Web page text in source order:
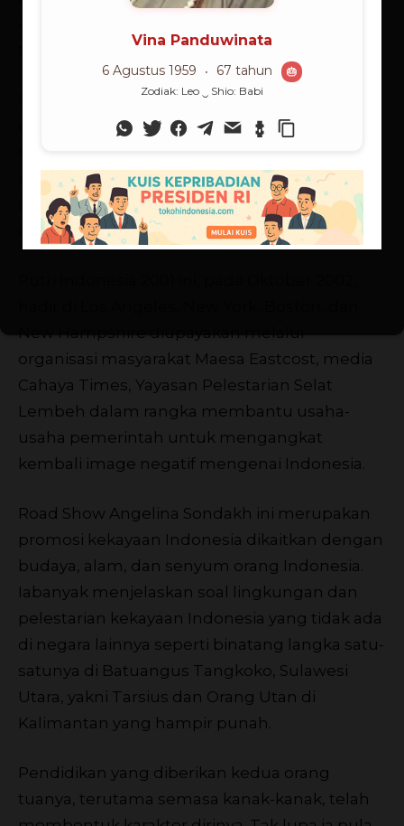
terancam kepunahan.
Binatang ini monogami, hanya berpasangan
dengan satu lawan jenis. Konon, begitu salah
monogaminya akan mati juga. “Hidup
berpasangan binatang ini seperti kisah cinta
abadi,” kisah Angel.
New Hampshire diupayakan melalui
organisasi masyarakat Maesa Eastcost, media
Cahaya Times, Yayasan Pelestarian Selat
Lembeh dalam rangka membantu usaha-
usaha pemerintah untuk mengangkat
kembali image negatif mengenai Indonesia.
Road Show Angelina Sondakh ini merupakan
promosi kekayaan Indonesia dikaitkan dengan
budaya, alam, dan senyum orang Indonesia.
Iabanyak menjelaskan soal lingkungan dan
pelestarian kekayaan Indonesia yang tidak ada
di negara lainnya seperti binatang langka satu-
satunya di Batuangus Tangkoko, Sulawesi
Utara, yakni Tarsius dan Orang Utan di
Kalimantan yang hampir punah.
Pendidikan yang diberikan kedua orang
tuanya, terutama semasa kanak-kanak, telah